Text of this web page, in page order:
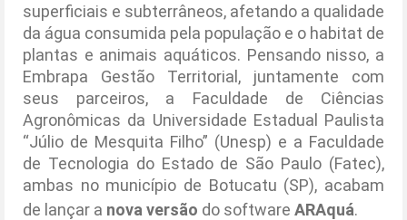
superficiais e subterrâneos, afetando a qualidade
da água consumida pela população e o habitat de
plantas e animais aquáticos. Pensando nisso, a
Embrapa Gestão Territorial, juntamente com
seus parceiros, a Faculdade de Ciências
Agronômicas da Universidade Estadual Paulista
“Júlio de Mesquita Filho” (Unesp) e a Faculdade
de Tecnologia do Estado de São Paulo (Fatec),
ambas no município de Botucatu (SP), acabam
de lançar a nova versão do software ARAquá.